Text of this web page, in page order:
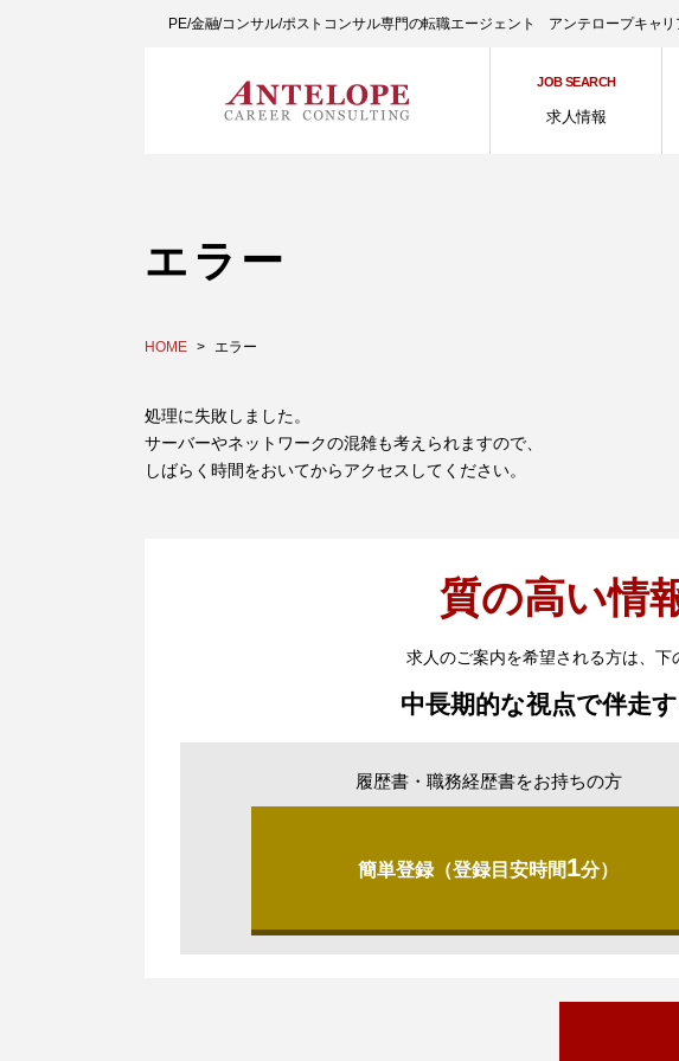
PE/金融/コンサル/ポストコンサル専門の転職エージェント アンテロープキャ
JOB SEARCH
求人情報
エラー
HOME エラー
処理に失敗しました。
サーバーやネットワークの混雑も考えられますので、
しばらく時間をおいてからアクセスしてください。
質の高い情
求人のご案内を希望される方は、下
中長期的な視点で伴走
履歴書・職務経歴書をお持ちの方
簡単登録（登録目安時間1分）